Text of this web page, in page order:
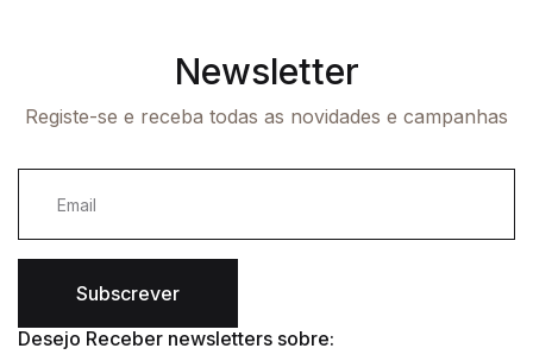
Newsletter
Registe-se e receba todas as novidades e campanhas
Subscrever
Desejo Receber newsletters sobre: